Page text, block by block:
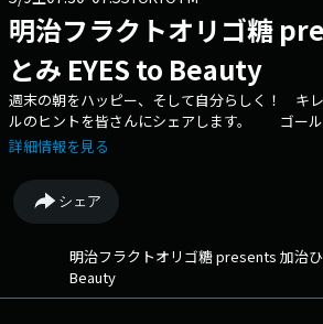
明治フラクトオリゴ糖
とみ EYES to Beauty
週末の朝をハッピー、そして自分らしく！ キ
ルのヒントを皆さんにシェアします。 ゴール
日は「母の日」 今日は「母の日」をテーマにか
ーナー！ お楽しみに！ 番組Webサイト：
https://www.tfm.co.jp/etb/ メッセージフォーム
https://www.tfm.co.jp/f/etb/message Xアカ
「@kajibeautytfm」
詳細情報を見る
シェア
明治フラクトオリゴ糖 presents 加治ひ
Beauty